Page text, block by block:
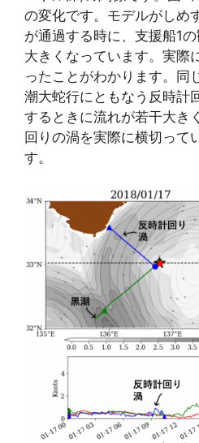
の変化です。モデルがしめ
が通過する時に、支援船1
大きくなっています。実際
ったことがわかります。 同
潮大蛇行にともなう反時計
するときに流れが若干大き
回りの渦を実際に横切って
す。